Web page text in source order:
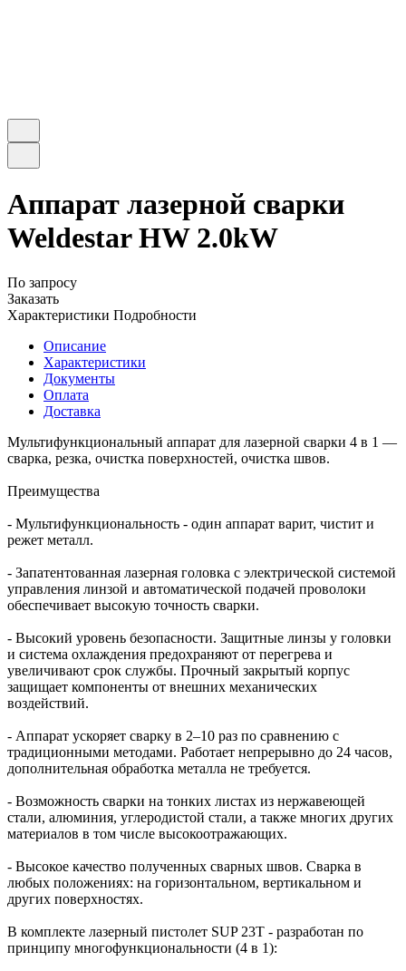
Аппарат лазерной сварки
Weldestar HW 2.0kW
По запросу
Заказать
Характеристики Подробности
Описание
Характеристики
Документы
Оплата
Доставка
Мультифункциональный аппарат для лазерной сварки 4 в 1 —
сварка, резка, очистка поверхностей, очистка швов.
Преимущества
- Мультифункциональность - один аппарат варит, чистит и
режет металл.
- Запатентованная лазерная головка с электрической системой
управления линзой и автоматической подачей проволоки
обеспечивает высокую точность сварки.
- Высокий уровень безопасности. Защитные линзы у головки
и система охлаждения предохраняют от перегрева и
увеличивают срок службы. Прочный закрытый корпус
защищает компоненты от внешних механических
воздействий.
- Аппарат ускоряет сварку в 2–10 раз по сравнению с
традиционными методами. Работает непрерывно до 24 часов,
дополнительная обработка металла не требуется.
- Возможность сварки на тонких листах из нержавеющей
стали, алюминия, углеродистой стали, а также многих других
материалов в том числе высокоотражающих.
- Высокое качество полученных сварных швов. Сварка в
любых положениях: на горизонтальном, вертикальном и
других поверхностях.
В комплекте лазерный пистолет SUP 23T - разработан по
принципу многофункциональности (4 в 1):